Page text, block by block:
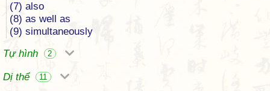
(7) also
(8) as well as
(9) simultaneously
Tự hình
2
Dị thể 11